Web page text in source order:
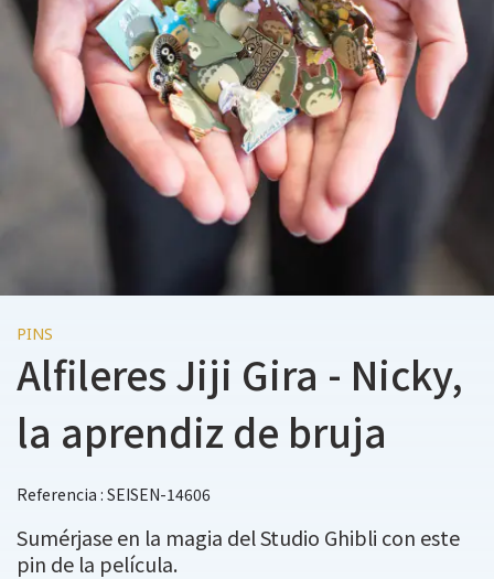
PINS
Alfileres Jiji Gira - Nicky,
la aprendiz de bruja
Referencia : SEISEN-14606
Sumérjase en la magia del Studio Ghibli con este
pin de la película.